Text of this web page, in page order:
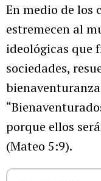
En medio de los
estremecen al
ideológicas que
sociedades,
porque ellos
(Mateo 5:9).